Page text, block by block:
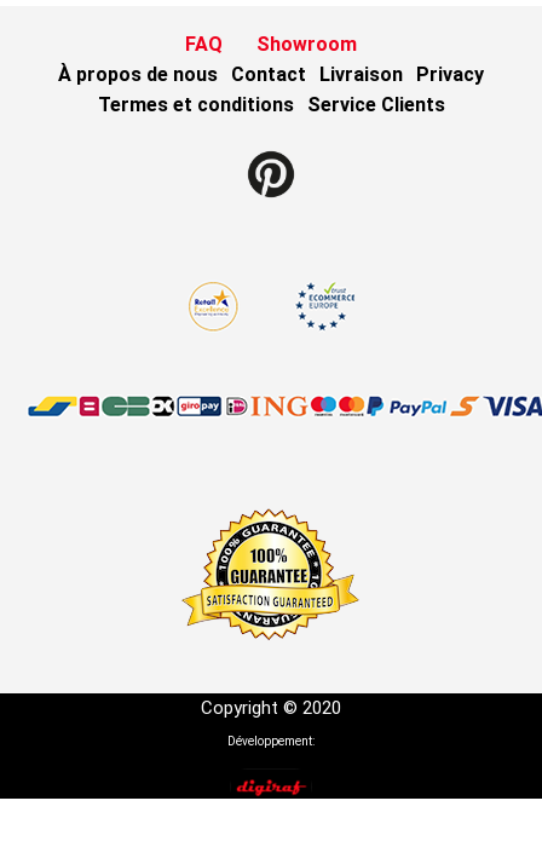
FAQ
Showroom
À propos de nous
Contact Livraison
Privacy
Termes et conditions
Service Clients
Copyright © 2020
Développement: